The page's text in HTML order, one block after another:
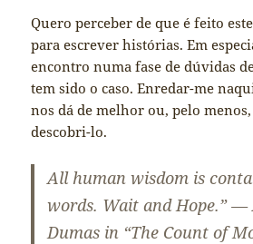
Quero perceber de que é feito
para escrever histórias. Em
encontro numa fase de dúvidas
tem sido o caso. Enredar-me
nos dá de melhor ou, pelo
descobri-lo.
All human wisdom is
words. Wait and Hope.” —
Dumas in “The Count of